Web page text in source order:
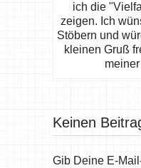
ich die
zeigen. Ich
Stöbern und
kleinen Gruß
Keinen
Gib Deine E-